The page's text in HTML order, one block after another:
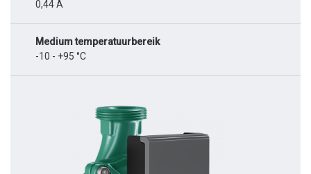
0,44 A
Medium temperatuurbereik
-10 - +95 °C